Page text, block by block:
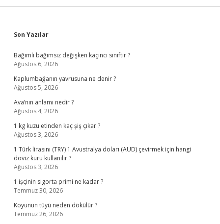
Sidebar
Son Yazılar
Bağımlı bağımsız değişken kaçıncı sınıftır ?
Ağustos 6, 2026
Kaplumbağanın yavrusuna ne denir ?
Ağustos 5, 2026
Ava’nın anlamı nedir ?
Ağustos 4, 2026
1 kg kuzu etinden kaç şiş çıkar ?
Ağustos 3, 2026
1 Türk lirasını (TRY) 1 Avustralya doları (AUD) çevirmek için hangi
döviz kuru kullanılır ?
Ağustos 3, 2026
1 işçinin sigorta primi ne kadar ?
Temmuz 30, 2026
Koyunun tüyü neden dökülür ?
Temmuz 26, 2026